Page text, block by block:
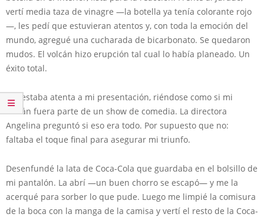
vertí media taza de vinagre —la botella ya tenía colorante rojo
—, les pedí que estuvieran atentos y, con toda la emoción del
mundo, agregué una cucharada de bicarbonato. Se quedaron
mudos. El volcán hizo erupción tal cual lo había planeado. Un
éxito total.
Viri estaba atenta a mi presentación, riéndose como si mi
volcán fuera parte de un show de comedia. La directora
Angelina preguntó si eso era todo. Por supuesto que no:
faltaba el toque final para asegurar mi triunfo.
Desenfundé la lata de Coca-Cola que guardaba en el bolsillo de
mi pantalón. La abrí —un buen chorro se escapó— y me la
acerqué para sorber lo que pude. Luego me limpié la comisura
de la boca con la manga de la camisa y vertí el resto de la Coca-